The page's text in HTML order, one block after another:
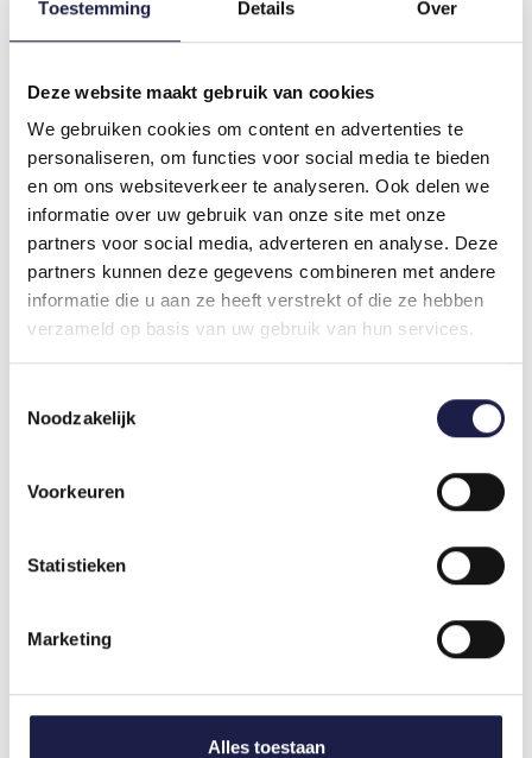
Toestemming Details Over
Deze website maakt gebruik van cookies
We gebruiken cookies om content en advertenties te
personaliseren, om functies voor social media te bieden
en om ons websiteverkeer te analyseren. Ook delen we
informatie over uw gebruik van onze site met onze
partners voor social media, adverteren en analyse. Deze
partners kunnen deze gegevens combineren met andere
informatie die u aan ze heeft verstrekt of die ze hebben
verzameld op basis van uw gebruik van hun services.
Noodzakelijk
Voorkeuren
Statistieken
Marketing
Alles toestaan
katten. Als u een product hebt aangebracht en uw
kat begint te trillen, te kwijlen of stuiptrekkingen
dan direct contact op met uw dierenarts.
REACTIES
Wees de eerste om te reageren...
Laat een reactie achter
E-mail:*
* Uw e-mailadres wordt niet gepubliceerd.
Opmerking: